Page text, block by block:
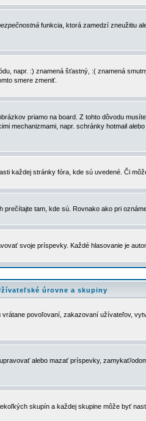
funkcia, ktorá zamedzí zneužitiu
napr. :) znamená šťastný, :( znamená
smere zmeniť.
priamo na board. Z tohto dôvodu
napr. schránky hotmail
každej stránky fóra, kde sú uvedené. Či
tam, kde sú. Rovnako ako pri
svoje príspevky. Každé hlasovanie je
úrovne a skupiny
povoľovaní, zakazovaní užívateľov,
alebo mazať príspevky, zamykať/
skupín a každej skupine môže byť